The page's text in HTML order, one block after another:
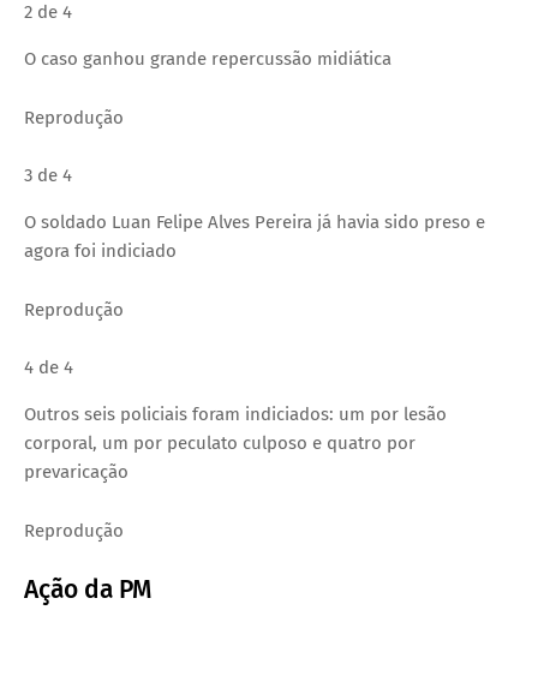
2 de 4
O caso ganhou grande repercussão midiática
Reprodução
3 de 4
O soldado Luan Felipe Alves Pereira já havia sido preso e
agora foi indiciado
Reprodução
4 de 4
Outros seis policiais foram indiciados: um por lesão
corporal, um por peculato culposo e quatro por
prevaricação
Reprodução
Ação da PM